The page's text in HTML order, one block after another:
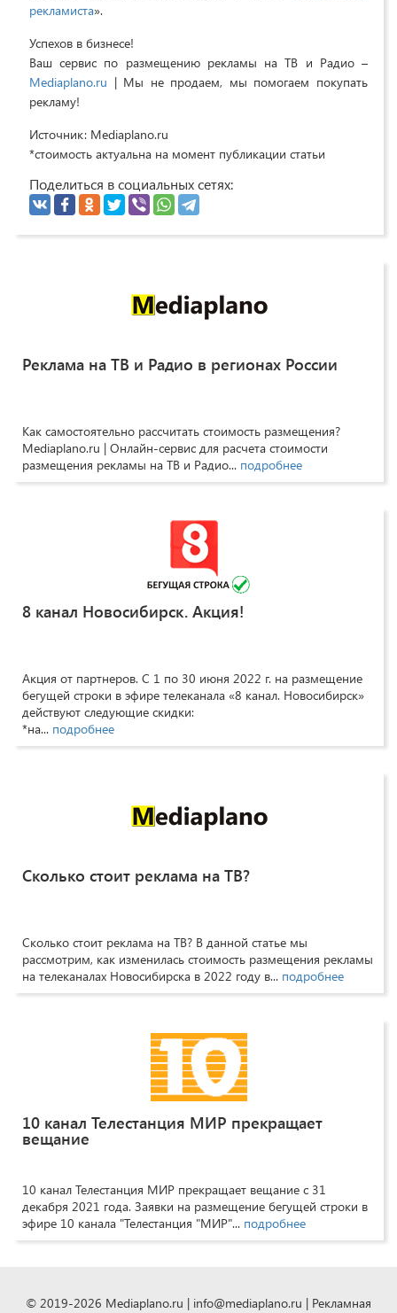
рекламиста».
Успехов в бизнесе!
Ваш сервис по размещению рекламы на ТВ и Радио –
Mediaplano.ru | Мы не продаем, мы помогаем покупать
рекламу!
Источник: Mediaplano.ru
*стоимость актуальна на момент публикации статьи
Поделиться в социальных сетях:
Реклама на ТВ и Радио в регионах России
Как самостоятельно рассчитать стоимость размещения?
Mediaplano.ru | Онлайн-сервис для расчета стоимости
размещения рекламы на ТВ и Радио... подробнее
8 канал Новосибирск. Акция!
Акция от партнеров. С 1 по 30 июня 2022 г. на размещение
бегущей строки в эфире телеканала «8 канал. Новосибирск»
действуют следующие скидки:
*на... подробнее
Сколько стоит реклама на ТВ?
Сколько стоит реклама на ТВ? В данной статье мы
рассмотрим, как изменилась стоимость размещения рекламы
на телеканалах Новосибирска в 2022 году в... подробнее
10 канал Телестанция МИР прекращает
вещание
10 канал Телестанция МИР прекращает вещание с 31
декабря 2021 года. Заявки на размещение бегущей строки в
эфире 10 канала "Телестанция "МИР"... подробнее
© 2019-2026 Mediaplano.ru | info@mediaplano.ru | Рекламная